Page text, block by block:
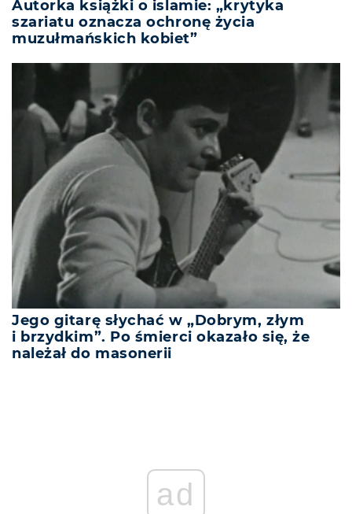
Autorka książki o islamie: „krytyka
szariatu oznacza ochronę życia
muzułmańskich kobiet”
Jego gitarę słychać w „Dobrym, złym
i brzydkim”. Po śmierci okazało się, że
należał do masonerii
ad